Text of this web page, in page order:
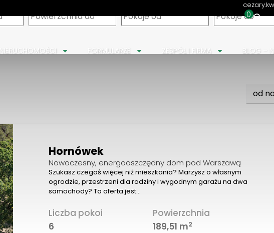
0
NIERUCHOMOŚCI FORMULARZE ZESPÓŁ I FIRMA BLOG –
od
Hornówek
Nowoczesny, energooszczędny dom pod Warszawą
Szukasz czegoś więcej niż mieszkania? Marzysz o własnym
ogrodzie, przestrzeni dla rodziny i wygodnym garażu na dwa
samochody? Ta oferta jest…
Liczba pokoi
6
Powierzchnia
189,51 m2